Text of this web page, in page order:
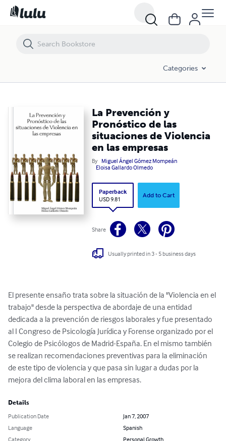
Categories
La Prevención y
Pronóstico de las
situaciones de Violencia
en las empresas
By Miguel Ángel Gómez Mompeán
Eloisa Gallardo Olmedo
Paperback
USD 9.81
Add to Cart
Share
Usually printed in 3 - 5 business days
El presente ensaño trata sobre la situación de la "Violencia en el
trabajo" desde la perspectiva de abordaje de una entidad
dedicada a la prevención de riesgos laborales y fue presentado
al I Congreso de Psicología Jurídica y Forense organizado por el
Colegio de Psicólogos de Madrid-España. En el mismo también
se realizan recomendaciones preventivas para la eliminación
de este tipo de violencia y que pasa sin lugar a dudas por la
mejora del clima laboral en las empresas.
Details
Publication Date
Jan 7, 2007
Language
Spanish
Category
Personal Growth
La Prevención y Pronóstico de las situaciones de Violencia en las